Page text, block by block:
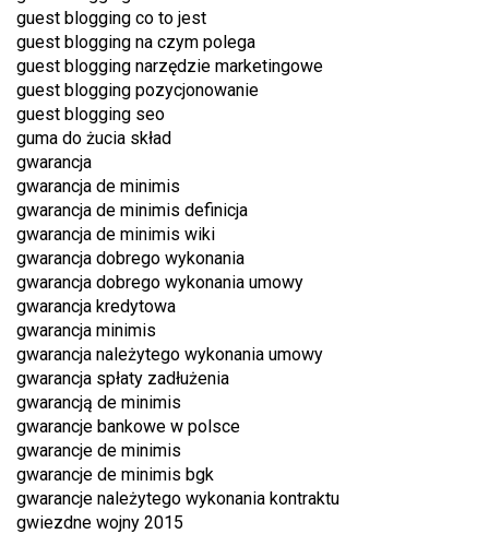
guest blogging co to jest
guest blogging na czym polega
guest blogging narzędzie marketingowe
guest blogging pozycjonowanie
guest blogging seo
guma do żucia skład
gwarancja
gwarancja de minimis
gwarancja de minimis definicja
gwarancja de minimis wiki
gwarancja dobrego wykonania
gwarancja dobrego wykonania umowy
gwarancja kredytowa
gwarancja minimis
gwarancja należytego wykonania umowy
gwarancja spłaty zadłużenia
gwarancją de minimis
gwarancje bankowe w polsce
gwarancje de minimis
gwarancje de minimis bgk
gwarancje należytego wykonania kontraktu
gwiezdne wojny 2015